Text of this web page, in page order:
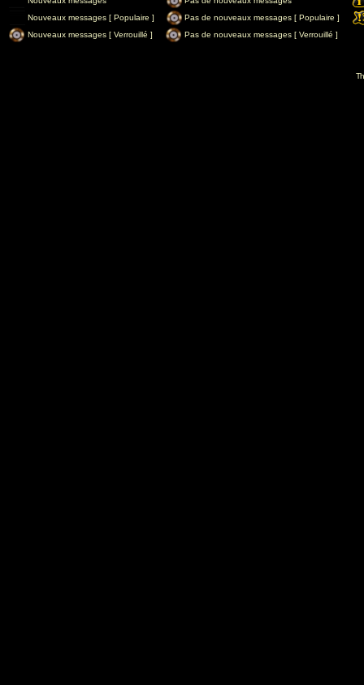
Nouveaux messages [ Populaire ]
Pas de nouveaux messages [ Populaire ]
Nouveaux messages [ Verrouillé ]
Pas de nouveaux messages [ Verrouillé ]